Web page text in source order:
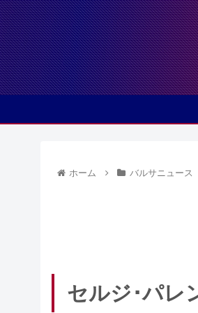
ホーム バルサニュース
セルジ･パレ